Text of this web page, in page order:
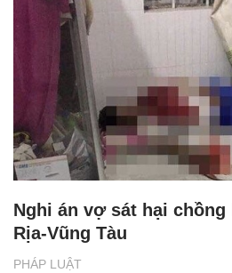
PHÁP LUẬT
Nghi án vợ sát hại
Rịa-Vũng Tàu